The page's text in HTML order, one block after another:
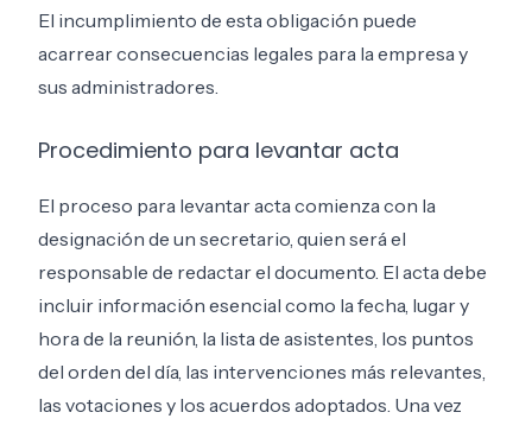
El incumplimiento de esta obligación puede
acarrear consecuencias legales para la empresa y
sus administradores.
Procedimiento para levantar acta
El proceso para levantar acta comienza con la
designación de un secretario, quien será el
responsable de redactar el documento. El acta debe
incluir información esencial como la fecha, lugar y
hora de la reunión, la lista de asistentes, los puntos
del orden del día, las intervenciones más relevantes,
las votaciones y los acuerdos adoptados. Una vez